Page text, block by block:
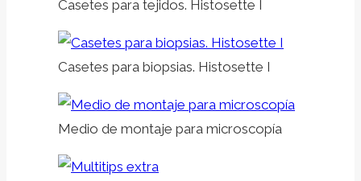
Casetes para tejidos. Histosette I
Casetes para biopsias. Histosette I
Medio de montaje para microscopía